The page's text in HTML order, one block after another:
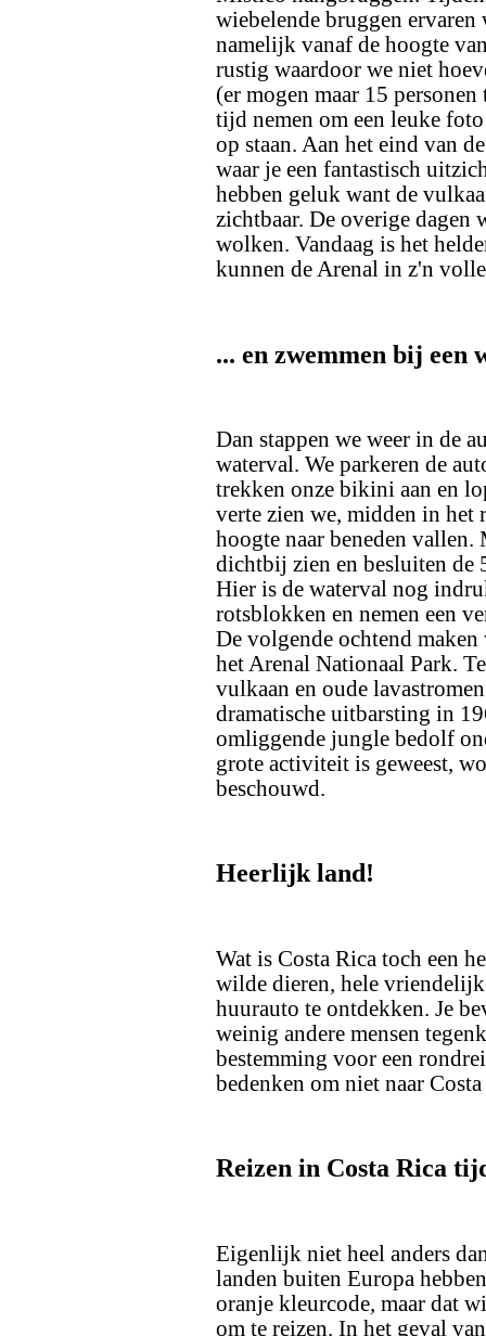
wiebelende bruggen ervaren
namelijk vanaf de hoogte
rustig waardoor we niet
(er mogen maar 15
tijd nemen om een leuke
op staan. Aan het eind van
waar je een fantastisch
hebben geluk want de
zichtbaar. De overige
wolken. Vandaag is het
kunnen de Arenal in z'n
... en zwemmen bij een
Dan stappen we weer in de
waterval. We parkeren de
trekken onze bikini aan en
verte zien we, midden in het
hoogte naar beneden
dichtbij zien en besluiten de
Hier is de waterval nog
rotsblokken en nemen een
De volgende ochtend
het Arenal Nationaal Park.
vulkaan en oude
dramatische uitbarsting in
omliggende jungle bedolf
grote activiteit is geweest,
beschouwd.
Heerlijk land!
Wat is Costa Rica toch een
wilde dieren, hele
huurauto te ontdekken. Je
weinig andere mensen
bestemming voor een
bedenken om niet naar
Reizen in Costa Rica
Eigenlijk niet heel anders
landen buiten Europa
oranje kleurcode, maar dat
om te reizen. In het geval